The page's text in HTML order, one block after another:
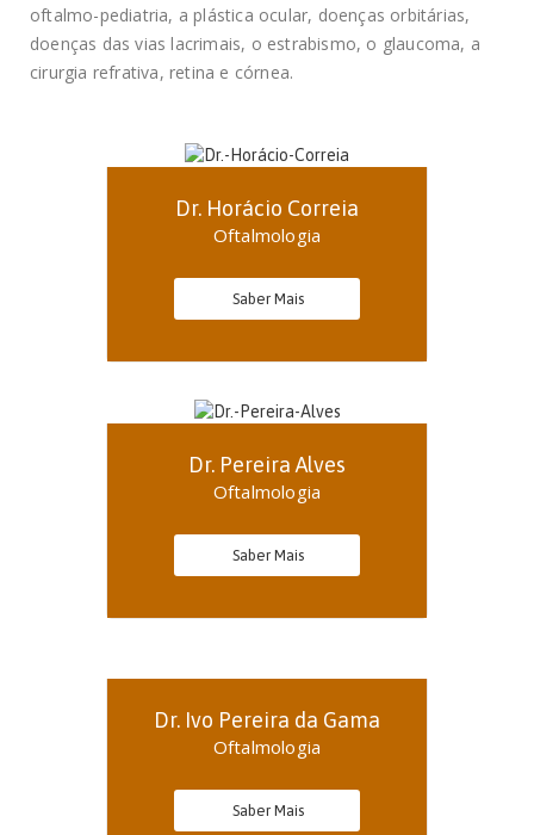
oftalmo-pediatria, a plástica ocular, doenças orbitárias,
doenças das vias lacrimais, o estrabismo, o glaucoma, a
cirurgia refrativa, retina e córnea.
Dr. Horácio Correia
Oftalmologia
Saber Mais
Dr. Pereira Alves
Oftalmologia
Saber Mais
Dr. Ivo Pereira da Gama
Oftalmologia
Saber Mais